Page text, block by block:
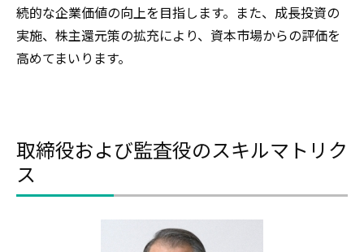
続的な企業価値の向上を目指します。また、成長投資の
実施、株主還元策の拡充により、資本市場からの評価を
高めてまいります。
取締役および監査役のスキルマトリク
ス